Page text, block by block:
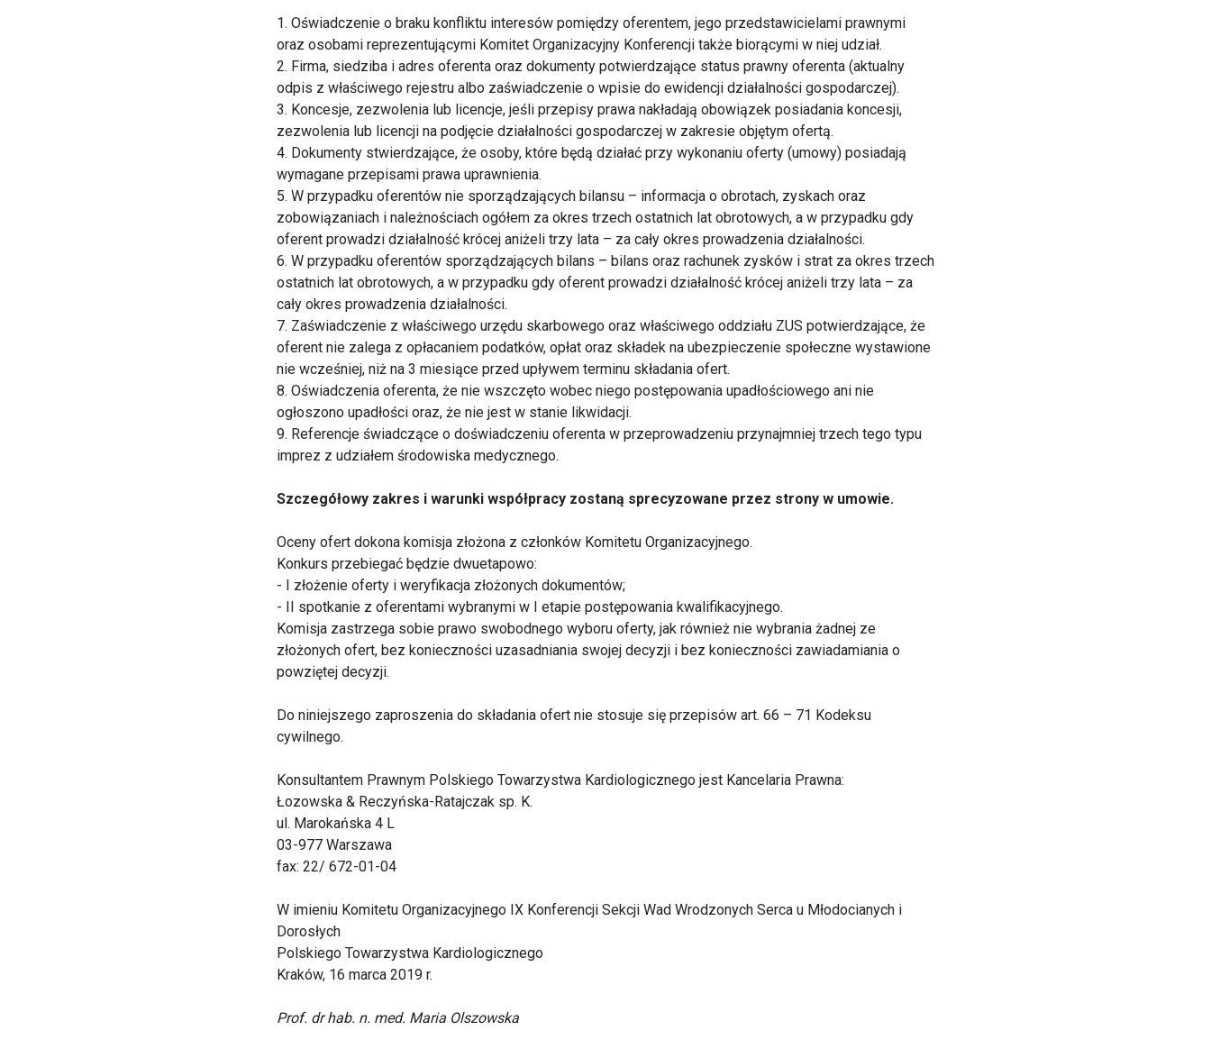
1. Oświadczenie o braku konfliktu interesów pomiędzy oferentem, jego przedstawicielami prawnymi
oraz osobami reprezentującymi Komitet Organizacyjny Konferencji także biorącymi w niej udział.
2. Firma, siedziba i adres oferenta oraz dokumenty potwierdzające status prawny oferenta (aktualny
odpis z właściwego rejestru albo zaświadczenie o wpisie do ewidencji działalności gospodarczej).
3. Koncesje, zezwolenia lub licencje, jeśli przepisy prawa nakładają obowiązek posiadania koncesji,
zezwolenia lub licencji na podjęcie działalności gospodarczej w zakresie objętym ofertą.
4. Dokumenty stwierdzające, że osoby, które będą działać przy wykonaniu oferty (umowy) posiadają
wymagane przepisami prawa uprawnienia.
5. W przypadku oferentów nie sporządzających bilansu – informacja o obrotach, zyskach oraz
zobowiązaniach i należnościach ogółem za okres trzech ostatnich lat obrotowych, a w przypadku gdy
oferent prowadzi działalność krócej aniżeli trzy lata – za cały okres prowadzenia działalności.
6. W przypadku oferentów sporządzających bilans – bilans oraz rachunek zysków i strat za okres trzech
ostatnich lat obrotowych, a w przypadku gdy oferent prowadzi działalność krócej aniżeli trzy lata – za
cały okres prowadzenia działalności.
7. Zaświadczenie z właściwego urzędu skarbowego oraz właściwego oddziału ZUS potwierdzające, że
oferent nie zalega z opłacaniem podatków, opłat oraz składek na ubezpieczenie społeczne wystawione
nie wcześniej, niż na 3 miesiące przed upływem terminu składania ofert.
8. Oświadczenia oferenta, że nie wszczęto wobec niego postępowania upadłościowego ani nie
ogłoszono upadłości oraz, że nie jest w stanie likwidacji.
9. Referencje świadczące o doświadczeniu oferenta w przeprowadzeniu przynajmniej trzech tego typu
imprez z udziałem środowiska medycznego.
Szczegółowy zakres i warunki współpracy zostaną sprecyzowane przez strony w umowie.
Oceny ofert dokona komisja złożona z członków Komitetu Organizacyjnego.
Konkurs przebiegać będzie dwuetapowo:
- I złożenie oferty i weryfikacja złożonych dokumentów;
- II spotkanie z oferentami wybranymi w I etapie postępowania kwalifikacyjnego.
Komisja zastrzega sobie prawo swobodnego wyboru oferty, jak również nie wybrania żadnej ze
złożonych ofert, bez konieczności uzasadniania swojej decyzji i bez konieczności zawiadamiania o
powziętej decyzji.
Do niniejszego zaproszenia do składania ofert nie stosuje się przepisów art. 66 – 71 Kodeksu
cywilnego.
Konsultantem Prawnym Polskiego Towarzystwa Kardiologicznego jest Kancelaria Prawna:
Łozowska & Reczyńska-Ratajczak sp. K.
ul. Marokańska 4 L
03-977 Warszawa
fax: 22/ 672-01-04
W imieniu Komitetu Organizacyjnego IX Konferencji Sekcji Wad Wrodzonych Serca u Młodocianych i
Dorosłych
Polskiego Towarzystwa Kardiologicznego
Kraków, 16 marca 2019 r.
Prof. dr hab. n. med. Maria Olszowska